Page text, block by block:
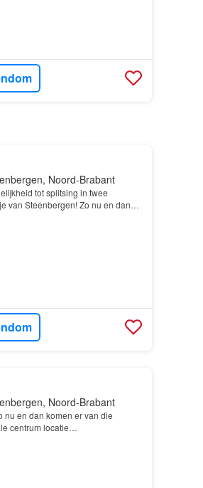
Noord-Brabant
tot splitsing in twee
van Steenbergen! Zo nu en dan
op een id…
Noord-Brabant
nu en dan komen er van die
centrum locatie…